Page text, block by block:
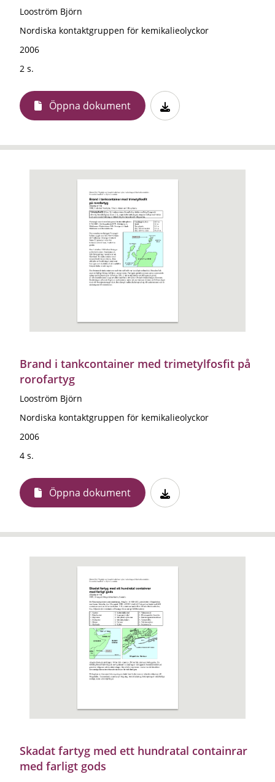
Looström Björn
Nordiska kontaktgruppen för kemikalieolyckor
2006
2 s.
Öppna dokument
Brand i tankcontainer med trimetylfosfit på
rorofartyg
Looström Björn
Nordiska kontaktgruppen för kemikalieolyckor
2006
4 s.
Öppna dokument
Skadat fartyg med ett hundratal containrar
med farligt gods